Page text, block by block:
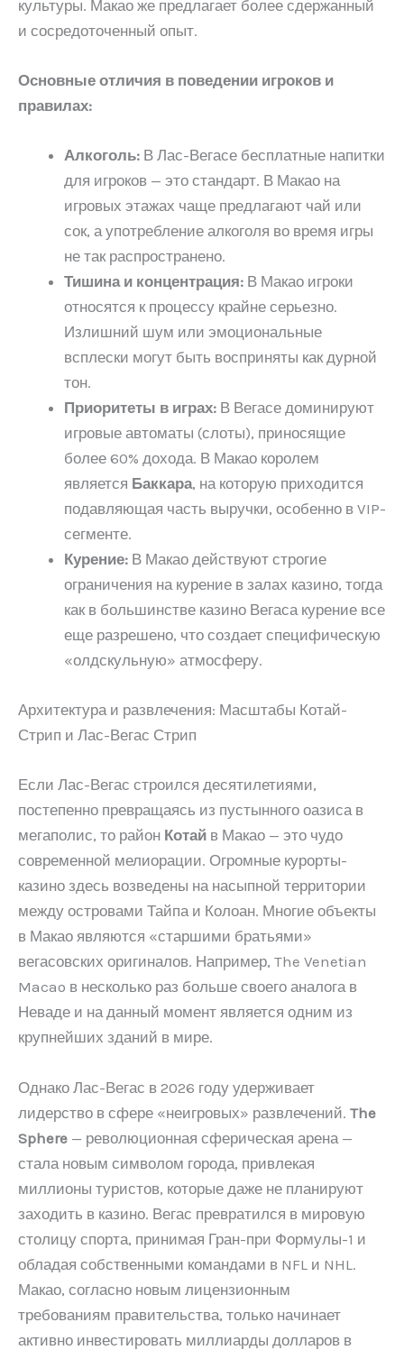
культуры. Макао же предлагает более сдержанный
и сосредоточенный опыт.
Основные отличия в поведении игроков и
правилах:
Алкоголь: В Лас-Вегасе бесплатные напитки
для игроков — это стандарт. В Макао на
игровых этажах чаще предлагают чай или
сок, а употребление алкоголя во время игры
не так распространено.
Тишина и концентрация: В Макао игроки
относятся к процессу крайне серьезно.
Излишний шум или эмоциональные
всплески могут быть восприняты как дурной
тон.
Приоритеты в играх: В Вегасе доминируют
игровые автоматы (слоты), приносящие
более 60% дохода. В Макао королем
является Баккара, на которую приходится
подавляющая часть выручки, особенно в VIP-
сегменте.
Курение: В Макао действуют строгие
ограничения на курение в залах казино, тогда
как в большинстве казино Вегаса курение все
еще разрешено, что создает специфическую
«олдскульную» атмосферу.
Архитектура и развлечения: Масштабы Котай-
Стрип и Лас-Вегас Стрип
Если Лас-Вегас строился десятилетиями,
постепенно превращаясь из пустынного оазиса в
мегаполис, то район Котай в Макао — это чудо
современной мелиорации. Огромные курорты-
казино здесь возведены на насыпной территории
между островами Тайпа и Колоан. Многие объекты
в Макао являются «старшими братьями»
вегасовских оригиналов. Например, The Venetian
Macao в несколько раз больше своего аналога в
Неваде и на данный момент является одним из
крупнейших зданий в мире.
Однако Лас-Вегас в 2026 году удерживает
лидерство в сфере «неигровых» развлечений. The
Sphere — революционная сферическая арена —
стала новым символом города, привлекая
миллионы туристов, которые даже не планируют
заходить в казино. Вегас превратился в мировую
столицу спорта, принимая Гран-при Формулы-1 и
обладая собственными командами в NFL и NHL.
Макао, согласно новым лицензионным
требованиям правительства, только начинает
активно инвестировать миллиарды долларов в